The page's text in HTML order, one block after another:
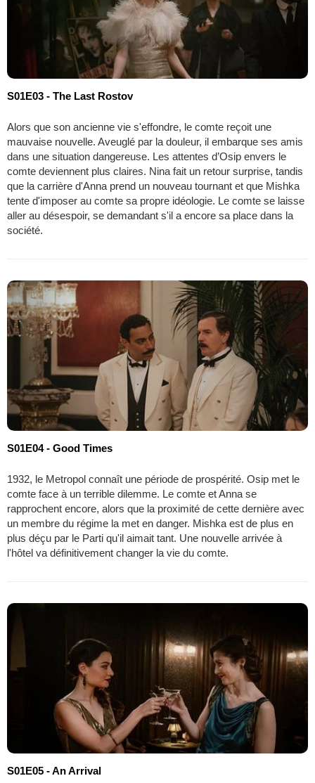
S01E03 - The Last Rostov
Alors que son ancienne vie s'effondre, le comte reçoit une
mauvaise nouvelle. Aveuglé par la douleur, il embarque ses amis
dans une situation dangereuse. Les attentes d’Osip envers le
comte deviennent plus claires. Nina fait un retour surprise, tandis
que la carrière d'Anna prend un nouveau tournant et que Mishka
tente d'imposer au comte sa propre idéologie. Le comte se laisse
aller au désespoir, se demandant s'il a encore sa place dans la
société.
S01E04 - Good Times
1932, le Metropol connaît une période de prospérité. Osip met le
comte face à un terrible dilemme. Le comte et Anna se
rapprochent encore, alors que la proximité de cette dernière avec
un membre du régime la met en danger. Mishka est de plus en
plus déçu par le Parti qu'il aimait tant. Une nouvelle arrivée à
l'hôtel va définitivement changer la vie du comte.
S01E05 - An Arrival